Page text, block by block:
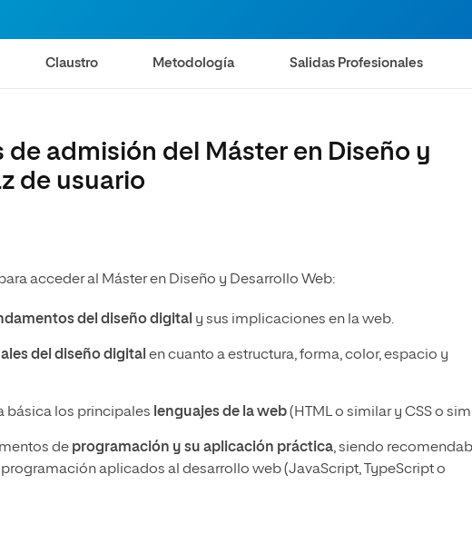
Claustro Metodología Salidas Profesionales
admisión del Máster en Diseño y
de usuario
acceder al Máster en Diseño y Desarrollo Web:
del diseño digital y sus implicaciones en la web.
del diseño digital en cuanto a estructura, forma, color, espacio y
básica los principales lenguajes de la web(HTML o similar y CSS o
de programación y su aplicación práctica, siendo
aplicados al desarrollo web (JavaScript, TypeScript o